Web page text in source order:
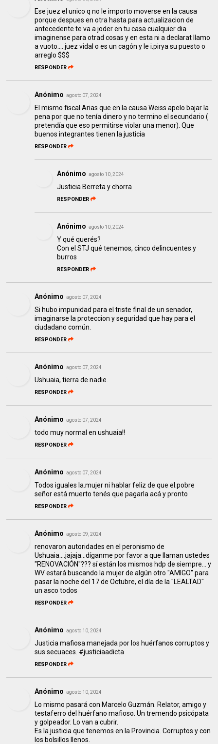
Ese juez el unico q no le importo moverse en la causa
porque despues en otra hasta para actualizacion de
antecedente te va a joder en tu casa cualquier dia
imaginense para otrad cosas y en esta ni a declarat llamo
a vuoto.... juez vidal o es un cagón y le i.pirya su puesto o
arreglo $$$
RESPONDER
Anónimo agosto 07, 2024
El mismo fiscal Arias que en la causa Weiss apelo bajar la
pena por que no tenía dinero y no termino el secundario (
pretendía que eso permitirse violar una menor). Que
buenos integrantes tienen la justicia
RESPONDER
Anónimo agosto 10, 2024
Justicia Berreta y chorra
RESPONDER
Anónimo agosto 10, 2024
Y qué querés?
Con el STJ qué tenemos, cinco delincuentes y
burros
RESPONDER
Anónimo agosto 07, 2024
Si hubo impunidad para el triste final de un senador,
imaginarse la proteccion y seguridad que hay para el
ciudadano común.
RESPONDER
Anónimo agosto 07, 2024
Ushuaia, tierra de nadie.
RESPONDER
Anónimo agosto 07, 2024
todo muy normal en ushuaia!!
RESPONDER
Anónimo agosto 07, 2024
Todos iguales la.mujer ni hablar feliz de que el.pobre
señor está muerto tenés que pagarla acá y pronto
RESPONDER
Anónimo agosto 09, 2024
renovaron autoridades en el peronismo de
Ushuaia....jajaja...díganme por favor a que llaman ustedes
"RENOVACIÓN"??? sí están los mismos hdp de siempre... y
WV estará buscando la mujer de algún otro "AMIGO" para
pasar la noche del 17 de Octubre, el día de la "LEALTAD"
un asco todos
RESPONDER
Anónimo agosto 10, 2024
Justicia mafiosa manejada por los huérfanos corruptos y
sus secuaces. #justiciaadicta
RESPONDER
Anónimo agosto 10, 2024
Lo mismo pasará con Marcelo Guzmán. Relator, amigo y
testaferro del huérfano mafioso. Un tremendo psicópata
y golpeador. Lo van a cubrir.
Es la justicia que tenemos en la Provincia. Corruptos y con
los bolsillos llenos.